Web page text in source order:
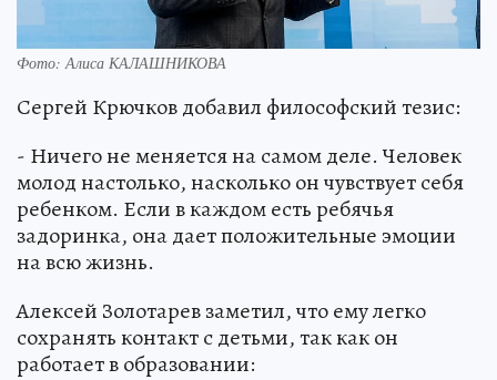
Фото: Алиса КАЛАШНИКОВА
Сергей Крючков добавил философский тезис:
- Ничего не меняется на самом деле. Человек
молод настолько, насколько он чувствует себя
ребенком. Если в каждом есть ребячья
задоринка, она дает положительные эмоции
на всю жизнь.
Алексей Золотарев заметил, что ему легко
сохранять контакт с детьми, так как он
работает в образовании: